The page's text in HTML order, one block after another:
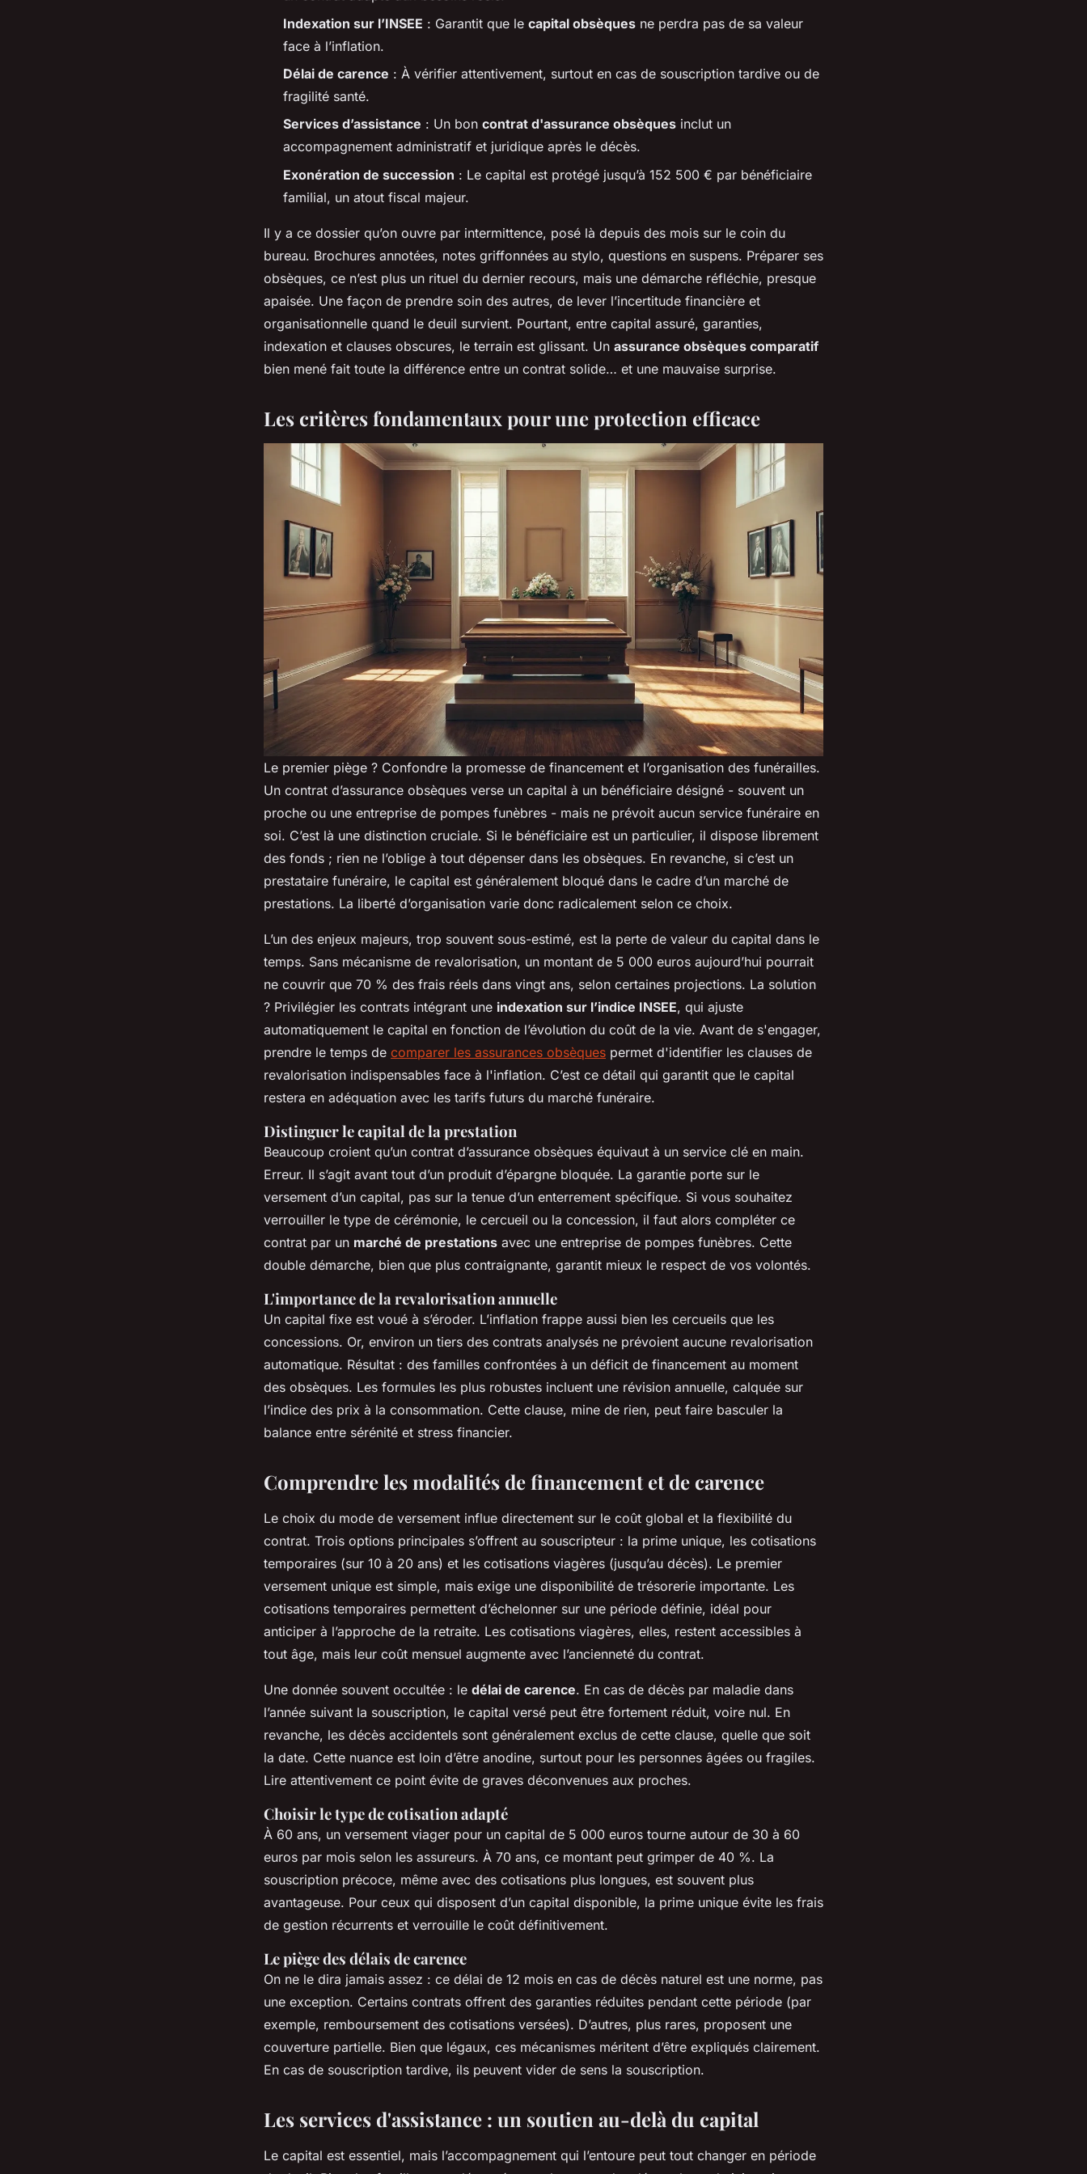
Indexation sur l’INSEE : Garantit que le capital obsèques ne perdra pas de sa valeur
face à l’inflation.
Délai de carence : À vérifier attentivement, surtout en cas de souscription tardive ou de
fragilité santé.
Services d’assistance : Un bon contrat d'assurance obsèques inclut un
accompagnement administratif et juridique après le décès.
Exonération de succession : Le capital est protégé jusqu’à 152 500 € par bénéficiaire
familial, un atout fiscal majeur.
Il y a ce dossier qu’on ouvre par intermittence, posé là depuis des mois sur le coin du
bureau. Brochures annotées, notes griffonnées au stylo, questions en suspens. Préparer ses
obsèques, ce n’est plus un rituel du dernier recours, mais une démarche réfléchie, presque
apaisée. Une façon de prendre soin des autres, de lever l’incertitude financière et
organisationnelle quand le deuil survient. Pourtant, entre capital assuré, garanties,
indexation et clauses obscures, le terrain est glissant. Un assurance obsèques comparatif
bien mené fait toute la différence entre un contrat solide… et une mauvaise surprise.
Les critères fondamentaux pour une protection efficace
Le premier piège ? Confondre la promesse de financement et l’organisation des funérailles.
Un contrat d’assurance obsèques verse un capital à un bénéficiaire désigné - souvent un
proche ou une entreprise de pompes funèbres - mais ne prévoit aucun service funéraire en
soi. C’est là une distinction cruciale. Si le bénéficiaire est un particulier, il dispose librement
des fonds ; rien ne l’oblige à tout dépenser dans les obsèques. En revanche, si c’est un
prestataire funéraire, le capital est généralement bloqué dans le cadre d’un marché de
prestations. La liberté d’organisation varie donc radicalement selon ce choix.
L’un des enjeux majeurs, trop souvent sous-estimé, est la perte de valeur du capital dans le
temps. Sans mécanisme de revalorisation, un montant de 5 000 euros aujourd’hui pourrait
ne couvrir que 70 % des frais réels dans vingt ans, selon certaines projections. La solution
? Privilégier les contrats intégrant une indexation sur l’indice INSEE, qui ajuste
automatiquement le capital en fonction de l’évolution du coût de la vie. Avant de s'engager,
prendre le temps de comparer les assurances obsèques permet d'identifier les clauses de
revalorisation indispensables face à l'inflation. C’est ce détail qui garantit que le capital
restera en adéquation avec les tarifs futurs du marché funéraire.
Distinguer le capital de la prestation
Beaucoup croient qu’un contrat d’assurance obsèques équivaut à un service clé en main.
Erreur. Il s’agit avant tout d’un produit d’épargne bloquée. La garantie porte sur le
versement d’un capital, pas sur la tenue d’un enterrement spécifique. Si vous souhaitez
verrouiller le type de cérémonie, le cercueil ou la concession, il faut alors compléter ce
contrat par un marché de prestations avec une entreprise de pompes funèbres. Cette
double démarche, bien que plus contraignante, garantit mieux le respect de vos volontés.
L'importance de la revalorisation annuelle
Un capital fixe est voué à s’éroder. L’inflation frappe aussi bien les cercueils que les
concessions. Or, environ un tiers des contrats analysés ne prévoient aucune revalorisation
automatique. Résultat : des familles confrontées à un déficit de financement au moment
des obsèques. Les formules les plus robustes incluent une révision annuelle, calquée sur
l’indice des prix à la consommation. Cette clause, mine de rien, peut faire basculer la
balance entre sérénité et stress financier.
Comprendre les modalités de financement et de carence
Le choix du mode de versement influe directement sur le coût global et la flexibilité du
contrat. Trois options principales s’offrent au souscripteur : la prime unique, les cotisations
temporaires (sur 10 à 20 ans) et les cotisations viagères (jusqu’au décès). Le premier
versement unique est simple, mais exige une disponibilité de trésorerie importante. Les
cotisations temporaires permettent d’échelonner sur une période définie, idéal pour
anticiper à l’approche de la retraite. Les cotisations viagères, elles, restent accessibles à
tout âge, mais leur coût mensuel augmente avec l’ancienneté du contrat.
Une donnée souvent occultée : le délai de carence. En cas de décès par maladie dans
l’année suivant la souscription, le capital versé peut être fortement réduit, voire nul. En
revanche, les décès accidentels sont généralement exclus de cette clause, quelle que soit
la date. Cette nuance est loin d’être anodine, surtout pour les personnes âgées ou fragiles.
Lire attentivement ce point évite de graves déconvenues aux proches.
Choisir le type de cotisation adapté
À 60 ans, un versement viager pour un capital de 5 000 euros tourne autour de 30 à 60
euros par mois selon les assureurs. À 70 ans, ce montant peut grimper de 40 %. La
souscription précoce, même avec des cotisations plus longues, est souvent plus
avantageuse. Pour ceux qui disposent d’un capital disponible, la prime unique évite les frais
de gestion récurrents et verrouille le coût définitivement.
Le piège des délais de carence
On ne le dira jamais assez : ce délai de 12 mois en cas de décès naturel est une norme, pas
une exception. Certains contrats offrent des garanties réduites pendant cette période (par
exemple, remboursement des cotisations versées). D’autres, plus rares, proposent une
couverture partielle. Bien que légaux, ces mécanismes méritent d’être expliqués clairement.
En cas de souscription tardive, ils peuvent vider de sens la souscription.
Les services d'assistance : un soutien au-delà du capital
Le capital est essentiel, mais l’accompagnement qui l’entoure peut tout changer en période